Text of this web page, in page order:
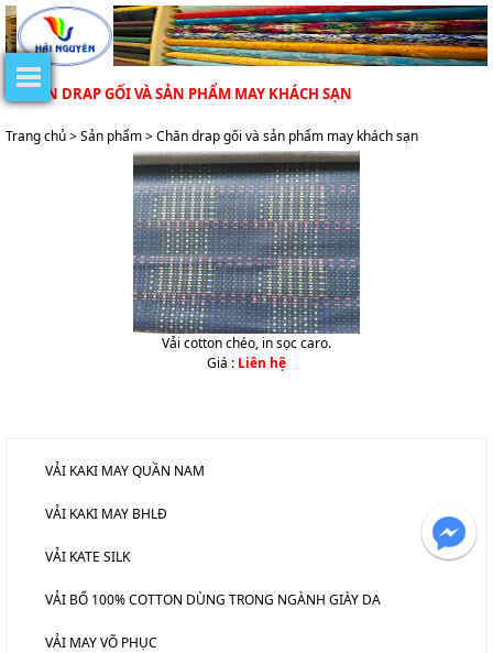
CHĂN DRAP GỐI VÀ SẢN PHẨM MAY KHÁCH SẠN
Trang chủ>Sản phẩm> Chăn drap gối và sản phẩm may khách sạn
Vải cotton chéo, in sọc caro.
Giá : Liên hệ
VẢI KAKI MAY QUẦN NAM
VẢI KAKI MAY BHLĐ
VẢI KATE SILK
VẢI BỐ 100% COTTON DÙNG TRONG NGÀNH GIÀY DA
VẢI MAY VÕ PHỤC